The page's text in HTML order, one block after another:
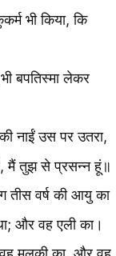
भी किया, कि
बपतिस्मा लेकर
नाईं उस पर उतरा,
मैं तुझ से प्रसन्न हूं॥
वर्ष की आयु का
और वह एली का।